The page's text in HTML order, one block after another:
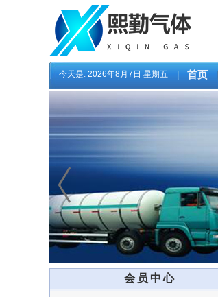
今天是: 2026年8月7日 星期五 首页
会员中心